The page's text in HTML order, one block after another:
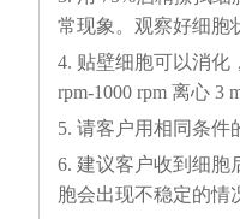
常现象。观察好细胞
4. 贴壁细胞可以消化
rpm-1000 rpm 离心
5. 请客户用相同条件
6. 建议客户收到细胞
胞会出现不稳定的